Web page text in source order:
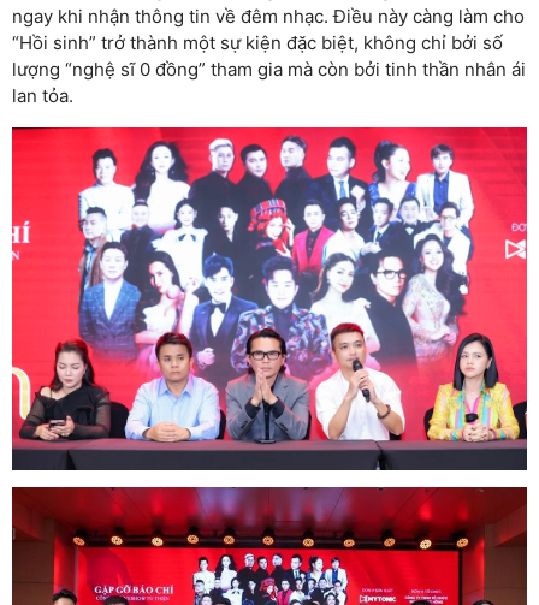
ngay khi nhận thông tin về đêm nhạc. Điều này càng làm cho
“Hồi sinh” trở thành một sự kiện đặc biệt, không chỉ bởi số
lượng “nghệ sĩ 0 đồng” tham gia mà còn bởi tinh thần nhân ái
lan tỏa.